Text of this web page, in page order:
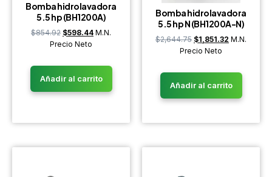
Bomba hidrolavadora
5.5 hp (BH1200A)
$854.92 $598.44 M.N.
Precio Neto
Añadir al carrito
Bomba hidrolavadora
5.5 hp N (BH1200A-N)
$2,644.75 $1,851.32 M.N.
Precio Neto
Añadir al carrito